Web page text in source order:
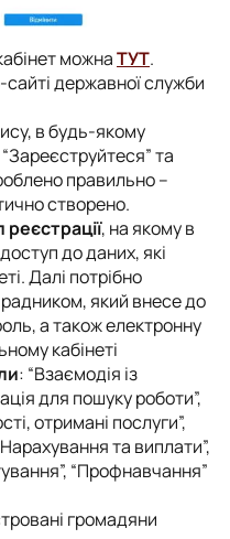
можнаТУТ.
сайті державної служби
в будь-якому
та
правильно –
створено.
, на якому в
до даних, які
Далі потрібно
радником, який внесе до
а також електронну
кабінеті
: “Взаємодія із
для пошуку роботи”,
отримані послуги”,
та виплати”,
“Профнавчання”
громадяни